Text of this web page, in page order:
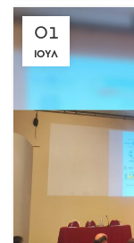
01
ΙΟΎΛ